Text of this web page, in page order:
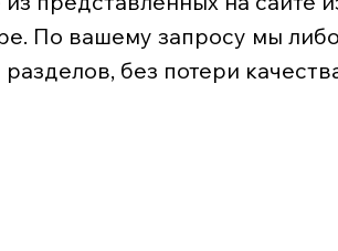
По вашему запросу мы
разделов, без потери